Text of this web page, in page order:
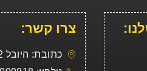
צרו קשר:
כתובת: היובל 2 | יהוד